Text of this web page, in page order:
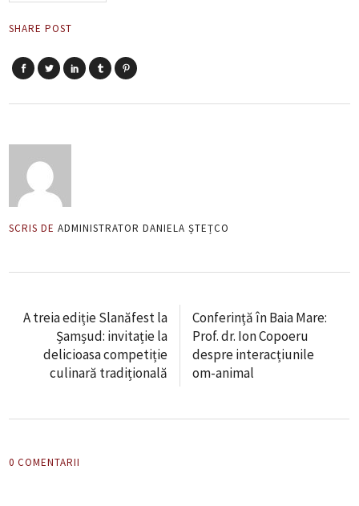
SHARE POST
SCRIS DE ADMINISTRATOR DANIELA ȘTEȚCO
A treia ediție Slanăfest la
Șamșud: invitație la
delicioasa competiție
culinară tradițională
Conferință în Baia Mare:
Prof. dr. Ion Copoeru
despre interacțiunile
om-animal
0 COMENTARII